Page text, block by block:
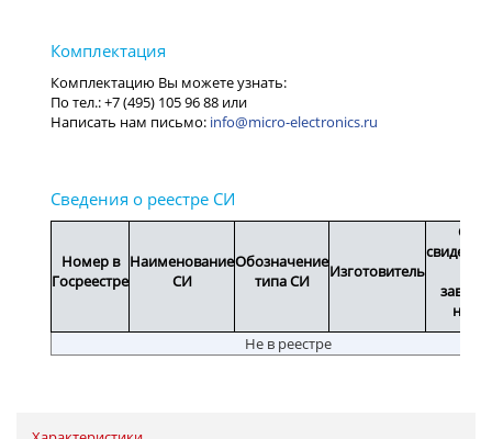
info@micro-electronics.ru
Номер в
Госреестре
Наименование
СИ
Обозначение
типа СИ
Изготовитель
Срок
Не в реестре